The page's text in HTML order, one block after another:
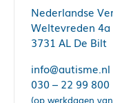
Nederlandse
Weltevreden 4a
3731 AL De Bilt
info@autisme.nl
030 – 22 99 800
(op werkdagen